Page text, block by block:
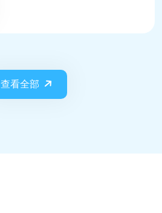
查看全部